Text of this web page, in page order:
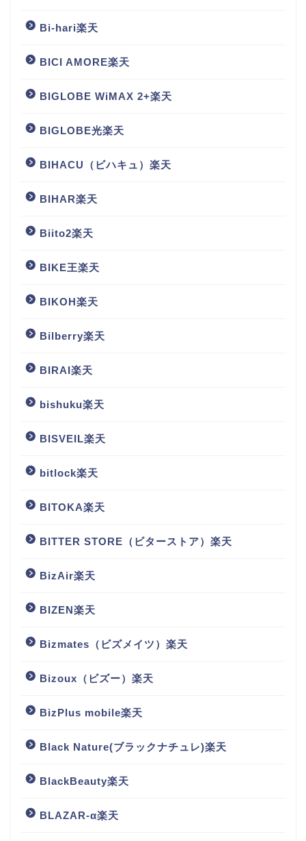
Bi-hari楽天
BICI AMORE楽天
BIGLOBE WiMAX 2+楽天
BIGLOBE光楽天
BIHACU（ビハキュ）楽天
BIHAR楽天
Biito2楽天
BIKE王楽天
BIKOH楽天
Bilberry楽天
BIRAI楽天
bishuku楽天
BISVEIL楽天
bitlock楽天
BITOKA楽天
BITTER STORE（ビターストア）楽天
BizAir楽天
BIZEN楽天
Bizmates（ビズメイツ）楽天
Bizoux（ビズー）楽天
BizPlus mobile楽天
Black Nature(ブラックナチュレ)楽天
BlackBeauty楽天
BLAZAR-α楽天